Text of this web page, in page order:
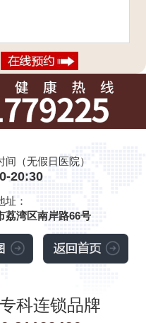
间（无假日医院）
20:30
址：
荔湾区南岸路66号
科连锁品牌